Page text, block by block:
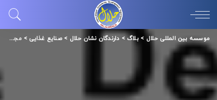
موسسه بین المللی حلال >بلاگ > دارندگان نشان حلال >صنایع غذایی >مجتمع کشاورزی گل باز